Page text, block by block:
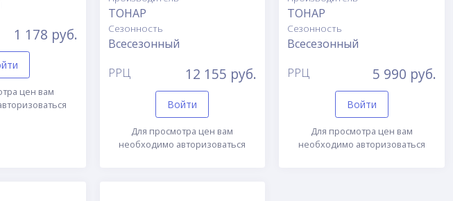
1 178 руб.
цен вам
ТОНАР
Сезонность
Всесезонный
РРЦ
12 155 руб.
Войти
Для просмотра цен вам
необходимо авторизоваться
ТОНАР
Сезонность
Всесезонный
РРЦ
5 990 руб.
Войти
Для просмотра цен вам
необходимо авторизоваться